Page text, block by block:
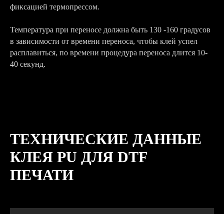
фиксацией термопрессом.
Температура при переносе должна быть 130 -160 градусов
в зависимости от времени переноса, чтобы клей успел
расплавиться, по времени процедура переноса длится 10-
40 секунд.
ТЕХНИЧЕСКИЕ ДАННЫЕ
КЛЕЯ PU ДЛЯ DTF
ПЕЧАТИ